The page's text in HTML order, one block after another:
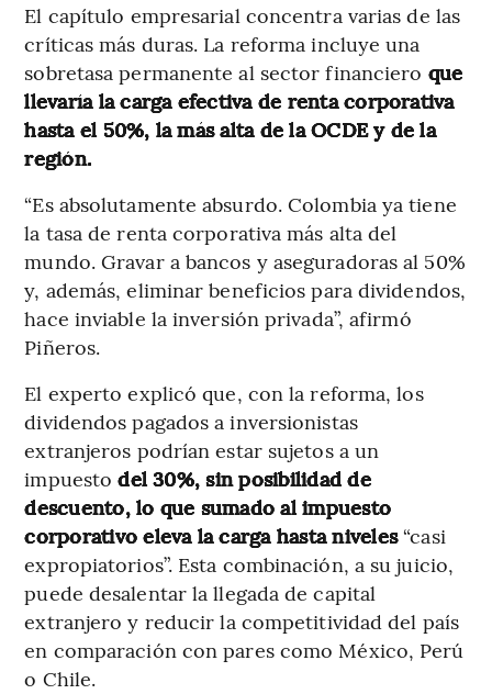
El capítulo empresarial concentra varias de las
críticas más duras. La reforma incluye una
sobretasa permanente al sector financiero que
llevaría la carga efectiva de renta corporativa
hasta el 50%, la más alta de la OCDE y de la
región.
“Es absolutamente absurdo. Colombia ya tiene
la tasa de renta corporativa más alta del
mundo. Gravar a bancos y aseguradoras al 50%
y, además, eliminar beneficios para dividendos,
hace inviable la inversión privada”, afirmó
Piñeros.
El experto explicó que, con la reforma, los
dividendos pagados a inversionistas
extranjeros podrían estar sujetos a un
impuestodel 30%, sin posibilidad de
descuento, lo que sumado al impuesto
corporativo eleva la carga hasta niveles“casi
expropiatorios”. Esta combinación, a su juicio,
puede desalentar la llegada de capital
extranjero y reducir la competitividad del país
en comparación con pares como México, Perú
o Chile.